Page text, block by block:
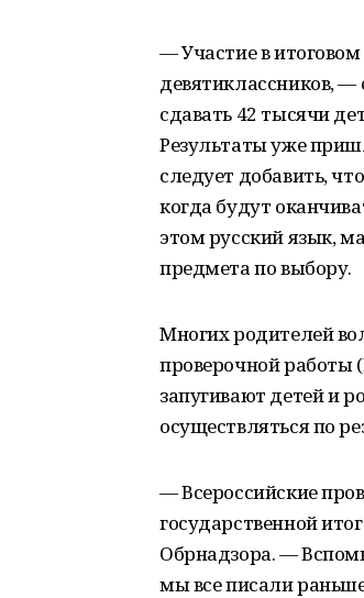
— Участие в
девятиклассников,
сдавать 42 тысячи
Результаты уже
следует добавить,
когда будут
этом русский язык,
предмета по выбору.
Многих родителей
проверочной работы
запугивают детей и
осуществляться по
— Всероссийские
государственной
Обрнадзора. —
мы все писали